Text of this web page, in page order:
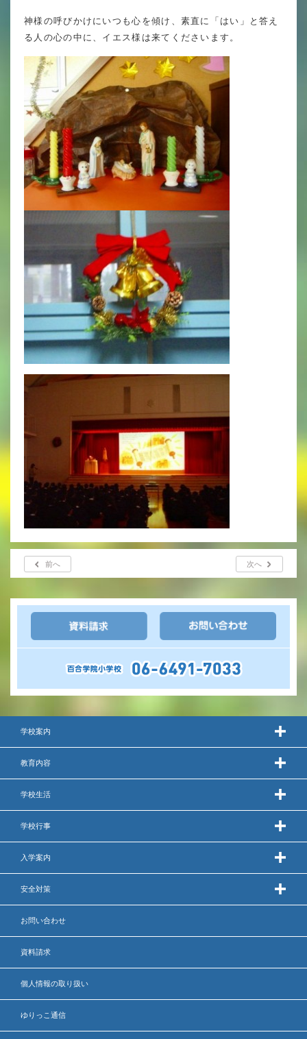
神様の呼びかけにいつも心を傾け、素直に「はい」と答え
る人の心の中に、イエス様は来てくださいます。
前へ 次へ
学校案内
教育内容
学校生活
学校行事
入学案内
安全対策
お問い合わせ
資料請求
個人情報の取り扱い
ゆりっこ通信
All in School
許可証
年間行事
行事紹介
校外学習・宿泊行事
新入生募集要項
入学金・学費
優遇制度
転編入試験について
保護者の声・入試関連よくある質問
いじめ防止基本方針
安全・防災教育
警報などの対応